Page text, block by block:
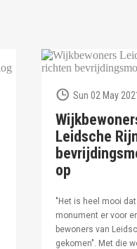
Sun 02 May
Leidsche
op
"Het is heel mooi
monument er voor
bewoners van
gekomen". Met die